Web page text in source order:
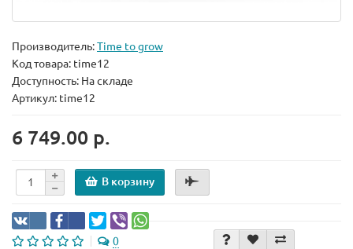
Производитель:Time to grow
Код товара: time12
Доступность: На складе
Артикул: time12
6 749.00 р.
В корзину
0